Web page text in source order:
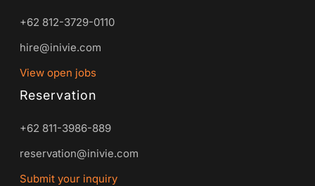
+62 812-3729-0110
hire@inivie.com
View open jobs
Reservation
+62 811-3986-889
reservation@inivie.com
Submit your inquiry